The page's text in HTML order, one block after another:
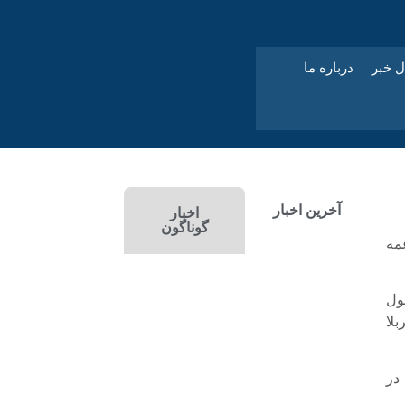
خبر درباره ما
آخرین اخبار
اخبار
گوناگون